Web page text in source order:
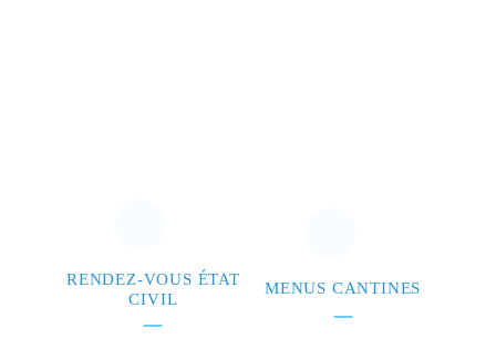
RENDEZ-VOUS ÉTAT
CIVIL
MENUS CANTINES